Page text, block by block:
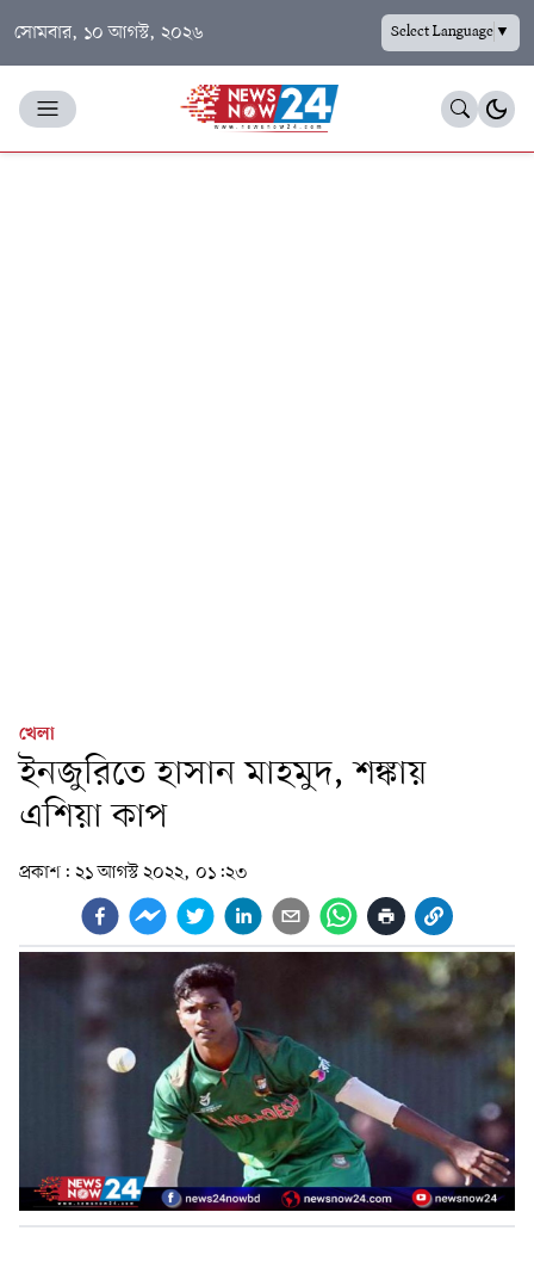
সোমবার, ১০ আগস্ট, ২০২৬ Select Language▼
খেলা
ইনজুরিতে হাসান মাহমুদ, শঙ্কায়
এশিয়া কাপ
প্রকাশ: ২১ আগস্ট ২০২২, ০১:২৩